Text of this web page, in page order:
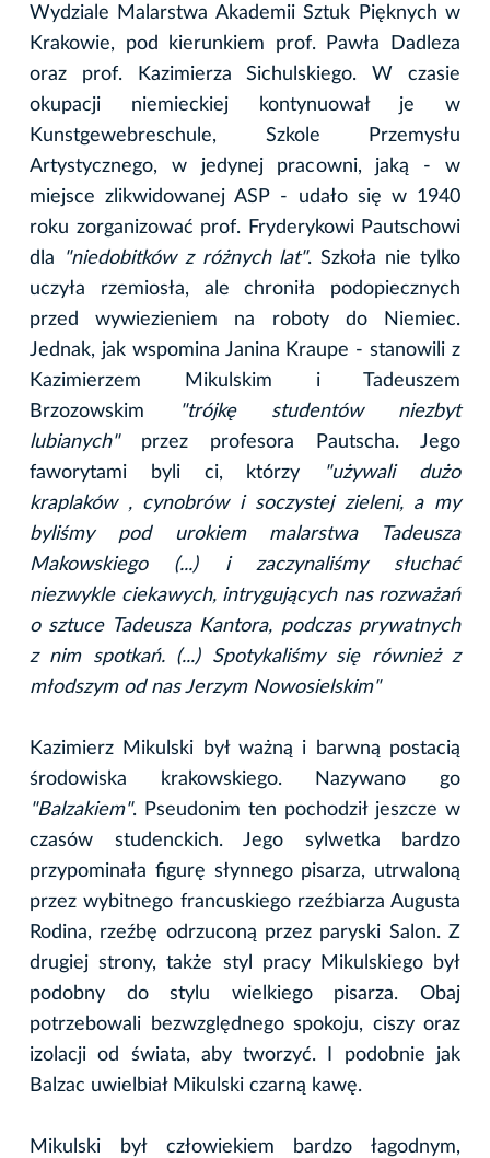
Wydziale Malarstwa Akademii Sztuk Pięknych w
Krakowie, pod kierunkiem prof. Pawła Dadleza
oraz prof. Kazimierza Sichulskiego. W czasie
okupacji niemieckiej kontynuował je w
Kunstgewebreschule, Szkole Przemysłu
Artystycznego, w jedynej pracowni, jaką - w
miejsce zlikwidowanej ASP - udało się w 1940
roku zorganizować prof. Fryderykowi Pautschowi
dla
"niedobitków z różnych lat". Szkoła nie tylko
uczyła rzemiosła, ale chroniła podopiecznych
przed wywiezieniem na roboty do Niemiec.
Jednak, jak wspomina Janina Kraupe - stanowili z
Kazimierzem Mikulskim i Tadeuszem
Brzozowskim
"trójkę studentów niezbyt
lubianych"przez profesora Pautscha. Jego
faworytami byli ci, którzy
"używali dużo
kraplaków , cynobrów i soczystej zieleni, a my
byliśmy pod urokiem malarstwa Tadeusza
Makowskiego (...) i zaczynaliśmy słuchać
niezwykle ciekawych, intrygujących nas rozważań
o sztuce Tadeusza Kantora, podczas prywatnych
z nim spotkań. (...) Spotykaliśmy się również z
młodszym od nas Jerzym Nowosielskim"
Kazimierz Mikulski był ważną i barwną postacią
środowiska krakowskiego. Nazywano go
"Balzakiem". Pseudonim ten pochodził jeszcze w
czasów studenckich. Jego sylwetka bardzo
przypominała figurę słynnego pisarza, utrwaloną
przez wybitnego francuskiego rzeźbiarza Augusta
Rodina, rzeźbę odrzuconą przez paryski Salon. Z
drugiej strony, także styl pracy Mikulskiego był
podobny do stylu wielkiego pisarza. Obaj
potrzebowali bezwzględnego spokoju, ciszy oraz
izolacji od świata, aby tworzyć. I podobnie jak
Balzac uwielbiał Mikulski czarną kawę.
Mikulski był człowiekiem bardzo łagodnym,